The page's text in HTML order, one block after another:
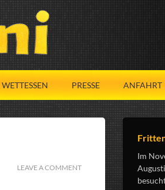
WETTESSEN PRESSE ANFAHRT
LEAVE A COMMENT
Im